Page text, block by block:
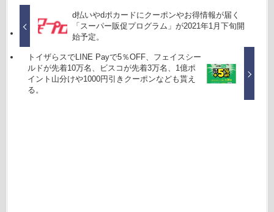
d払いやdポカードにクーポンやお得情報が届く
「スーパー販促プログラム」が2021年1月下旬開
始予定。
トイザらスでLINE Payで5％OFF、フェイスシー
ルドが先着10万名、ビスコが先着3万名、1億ポ
イント山分けや1000円引きクーポンなども貰え
る。